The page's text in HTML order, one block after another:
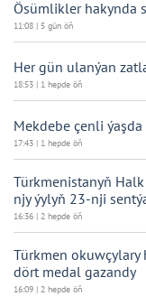
Ösümlikler hakynda
11:08 | 5 gün öň
Her gün ulanýan
18:53 | 1 hepde öň
Mekdebe çenli
17:43 | 1 hepde öň
Türkmenistanyň
njy ýylyň 23-nji
16:36 | 2 hepde öň
Türkmen
dört medal gazandy
16:09 | 2 hepde öň